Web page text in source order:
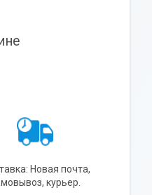
Новая почта,
курьер.